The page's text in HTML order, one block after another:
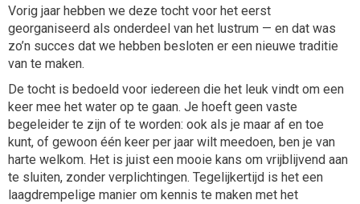
Vorig jaar hebben we deze tocht voor het eerst
georganiseerd als onderdeel van het lustrum — en dat was
zo’n succes dat we hebben besloten er een nieuwe traditie
van te maken.
De tocht is bedoeld voor iedereen die het leuk vindt om een
keer mee het water op te gaan. Je hoeft geen vaste
begeleider te zijn of te worden: ook als je maar af en toe
kunt, of gewoon één keer per jaar wilt meedoen, ben je van
harte welkom. Het is juist een mooie kans om vrijblijvend aan
te sluiten, zonder verplichtingen. Tegelijkertijd is het een
laagdrempelige manier om kennis te maken met het